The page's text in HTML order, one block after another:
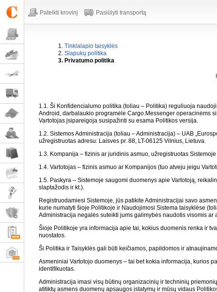
Pateikti krovinį Pasiūlyti transportą
1. Tinklalapio taisyklės
2. Slapukų politika
3. Privatumo politika
1.1. Ši Konfidencialumo politika (toliau – Politika) reguliuoja
Android, darbalaukio programėle Cargo.Messenger operacinėms
Vartotojas įsipareigoja susipažinti su esama Politikos versija.
1.2. Sistemos Administracija (toliau – Administracija) – UAB
užregistruotas adresu: Laisves pr. 88, LT-06125 Vilnius, Lietuva.
1.3. Kompanija – fizinis ar juridinis asmuo, užregistruotas
1.4. Vartotojas – fizinis asmuo ar Kompanijos (tuo atveju jeigu
1.5. Paskyra – Sistemoje saugomi duomenys apie Vartotoją,
slaptažodis ir kt.).
Registruodamiesi Sistemoje, jūs patikite Administracijai savo
kurie numatyti šioje Politikoje ir Naudojimosi Sistema taisyklėse
Administracija negalės suteikti jums galimybės naudotis visomis
Šioje Politikoje yra informacija apie tai, kokius duomenis renka ir
nuostatos.
Ši Politika ir Taisyklės gali būti keičiamos, papildomos ir
Asmeniniai Vartotojo duomenys – tai bet kokia informacija, kurios
identifikuotas.
Administracija imasi visų būtinų organizacinių ir techninių
atitiktų asmens duomenų apsaugos įstatymų ir mūsų vidaus